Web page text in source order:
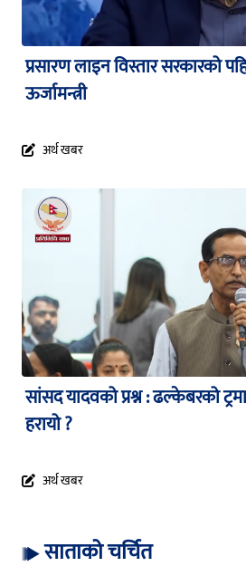
प्रसारण लाइन विस्तार सरकारको
ऊर्जामन्त्री
अर्थ खबर
सांसद यादवको प्रश्न : ढल्केबरको
हरायो ?
अर्थ खबर
साताको चर्चित